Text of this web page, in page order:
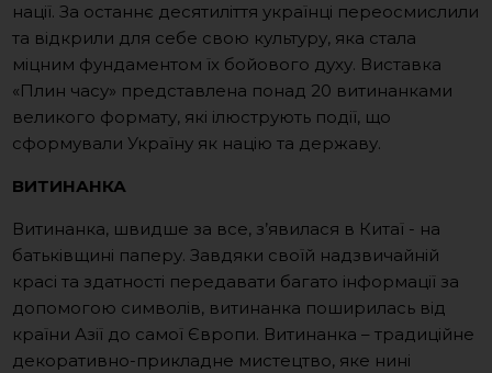
нації. За останнє десятиліття українці переосмислили
та відкрили для себе свою культуру, яка стала
міцним фундаментом їх бойового духу. Виставка
«Плин часу» представлена понад 20 витинанками
великого формату, які ілюструють події, що
сформували Україну як націю та державу.
ВИТИНАНКА
Витинанка, швидше за все, з’явилася в Китаї - на
батьківщині паперу. Завдяки своїй надзвичайній
красі та здатності передавати багато інформації за
допомогою символів, витинанка поширилась від
країни Азії до самої Європи. Витинанка – традиційне
декоративно-прикладне мистецтво, яке нині